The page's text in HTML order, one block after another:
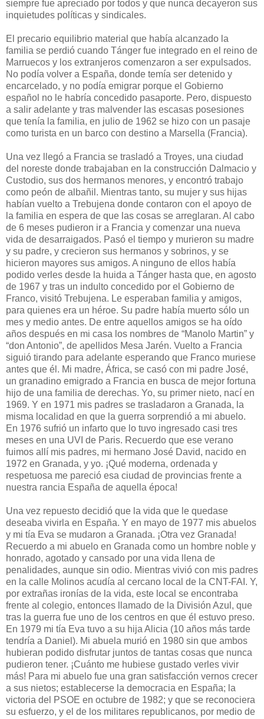
siempre fue apreciado por todos y que nunca decayeron sus
inquietudes políticas y sindicales.
El precario equilibrio material que había alcanzado la
familia se perdió cuando Tánger fue integrado en el reino de
Marruecos y los extranjeros comenzaron a ser expulsados.
No podía volver a España, donde temía ser detenido y
encarcelado, y no podía emigrar porque el Gobierno
español no le habría concedido pasaporte. Pero, dispuesto
a salir adelante y tras malvender las escasas posesiones
que tenía la familia, en julio de 1962 se hizo con un pasaje
como turista en un barco con destino a Marsella (Francia).
Una vez llegó a Francia se trasladó a Troyes, una ciudad
del noreste donde trabajaban en la construcción Dalmacio y
Custodio, sus dos hermanos menores, y encontró trabajo
como peón de albañil. Mientras tanto, su mujer y sus hijas
habían vuelto a Trebujena donde contaron con el apoyo de
la familia en espera de que las cosas se arreglaran. Al cabo
de 6 meses pudieron ir a Francia y comenzar una nueva
vida de desarraigados. Pasó el tiempo y murieron su madre
y su padre, y crecieron sus hermanos y sobrinos, y se
hicieron mayores sus amigos. A ninguno de ellos había
podido verles desde la huida a Tánger hasta que, en agosto
de 1967 y tras un indulto concedido por el Gobierno de
Franco, visitó Trebujena. Le esperaban familia y amigos,
para quienes era un héroe. Su padre había muerto sólo un
mes y medio antes. De entre aquellos amigos se ha oído
años después en mi casa los nombres de “Manolo Martin” y
“don Antonio”, de apellidos Mesa Jarén. Vuelto a Francia
siguió tirando para adelante esperando que Franco muriese
antes que él. Mi madre, África, se casó con mi padre José,
un granadino emigrado a Francia en busca de mejor fortuna
hijo de una familia de derechas. Yo, su primer nieto, nací en
1969. Y en 1971 mis padres se trasladaron a Granada, la
misma localidad en que la guerra sorprendió a mi abuelo.
En 1976 sufrió un infarto que lo tuvo ingresado casi tres
meses en una UVI de Paris. Recuerdo que ese verano
fuimos allí mis padres, mi hermano José David, nacido en
1972 en Granada, y yo. ¡Qué moderna, ordenada y
respetuosa me pareció esa ciudad de provincias frente a
nuestra rancia España de aquella época!
Una vez repuesto decidió que la vida que le quedase
deseaba vivirla en España. Y en mayo de 1977 mis abuelos
y mi tía Eva se mudaron a Granada. ¡Otra vez Granada!
Recuerdo a mi abuelo en Granada como un hombre noble y
honrado, agotado y cansado por una vida llena de
penalidades, aunque sin odio. Mientras vivió con mis padres
en la calle Molinos acudía al cercano local de la CNT-FAI. Y,
por extrañas ironías de la vida, este local se encontraba
frente al colegio, entonces llamado de la División Azul, que
tras la guerra fue uno de los centros en que él estuvo preso.
En 1979 mi tía Eva tuvo a su hija Alicia (10 años más tarde
tendría a Daniel). Mi abuela murió en 1980 sin que ambos
hubieran podido disfrutar juntos de tantas cosas que nunca
pudieron tener. ¡Cuánto me hubiese gustado verles vivir
más! Para mi abuelo fue una gran satisfacción vernos crecer
a sus nietos; establecerse la democracia en España; la
victoria del PSOE en octubre de 1982; y que se reconociera
su esfuerzo, y el de los militares republicanos, por medio de